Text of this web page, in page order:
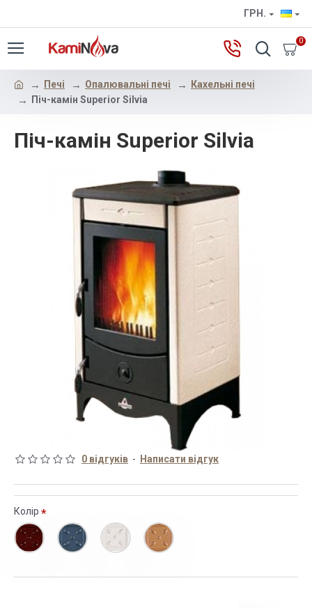
ГРН.
0
Печі Опалювальні печі
Кахельні печі
Піч-камін Superior Silvia
Піч-камін Superior Silvia
0 відгуків - Написати відгук
Колір